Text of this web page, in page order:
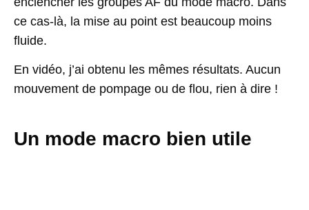
ce cas-là, la mise au point est beaucoup moins
fluide.
En vidéo, j’ai obtenu les mêmes résultats. Aucun
mouvement de pompage ou de flou, rien à dire !
Un mode macro bien utile